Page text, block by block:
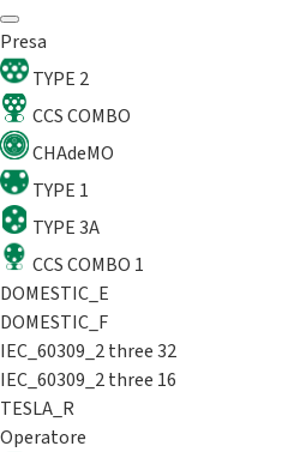
Presa
TYPE 2
CCS COMBO
CHAdeMO
TYPE 1
TYPE 3A
CCS COMBO 1
DOMESTIC_E
DOMESTIC_F
IEC_60309_2 three 32
IEC_60309_2 three 16
TESLA_R
Operatore